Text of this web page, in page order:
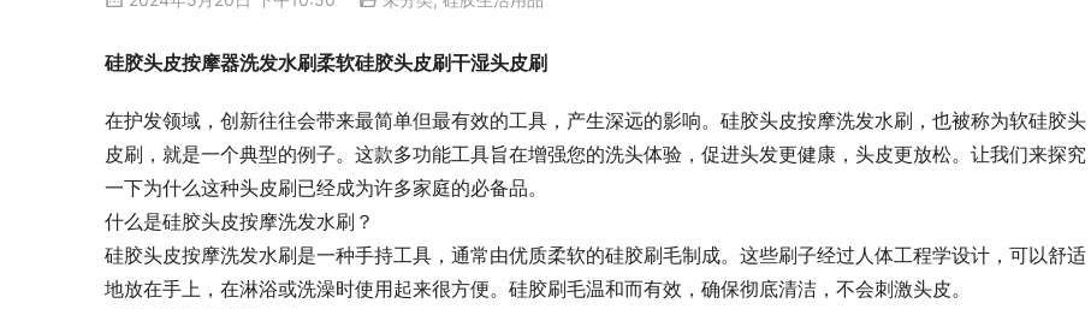
硅胶头皮按摩器洗发水刷柔软硅胶头皮刷干湿头皮刷
在护发领域，创新往往会带来最简单但最有效的工具，产生深远的影响。硅胶头皮按摩洗发水刷，也被称为软硅胶头
皮刷，就是一个典型的例子。这款多功能工具旨在增强您的洗头体验，促进头发更健康，头皮更放松。让我们来探究
一下为什么这种头皮刷已经成为许多家庭的必备品。
什么是硅胶头皮按摩洗发水刷？
硅胶头皮按摩洗发水刷是一种手持工具，通常由优质柔软的硅胶刷毛制成。这些刷子经过人体工程学设计，可以舒适
地放在手上，在淋浴或洗澡时使用起来很方便。硅胶刷毛温和而有效，确保彻底清洁，不会刺激头皮。